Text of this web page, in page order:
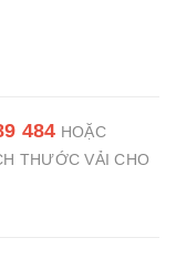
484 HOẶC
THƯỚC VẢI CHO